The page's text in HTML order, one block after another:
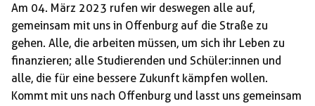
Am 04. März 2023 rufen wir deswegen alle auf,
gemeinsam mit uns in Offenburg auf die Straße zu
gehen. Alle, die arbeiten müssen, um sich ihr Leben zu
finanzieren; alle Studierenden und Schüler:innen und
alle, die für eine bessere Zukunft kämpfen wollen.
Kommt mit uns nach Offenburg und lasst uns gemeinsam